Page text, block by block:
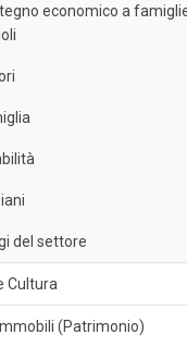
economico a
del settore
Cultura
(Patrimonio)